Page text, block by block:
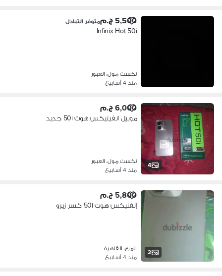
5,500 ج.م متوفر التبادل
Infinix Hot 50i
نكست مول، العبور
منذ 4 أسابيع
4
6,000 ج.م
موبيل انفينيكس هوت 50i جديد
نكست مول، العبور
منذ 4 أسابيع
2
5,800 ج.م
إنفنيكس هوت 50i كسر زيرو
المرج، القاهرة
منذ 4 أسابيع